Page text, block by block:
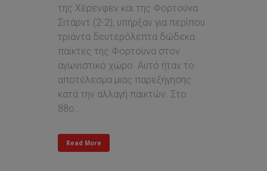
της Χέρενφεν και της Φορτούνα
Σιτάρντ (2-2), υπήρξαν για περίπου
τριάντα δευτερόλεπτα δώδεκα
παίκτες της Φορτούνα στον
αγωνιστικό χώρο. Αυτό ήταν το
αποτέλεσμα μιας παρεξήγησης
κατά την αλλαγή παικτών. Στο
88ο...
Read More